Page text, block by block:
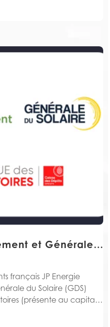
JP Energie Environnement et Générale du Solaire, avec la Banque des Territoires, initient un projet de rapprochement en vue de créer un leader du marché européen des énergies renouvelables
français JP Energie
du Solaire (GDS)
(présente au capital